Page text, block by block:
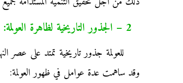
2 – الجذور التاريخية لظاهرة العولمة:
وقد ساهمت عدة عوامل في ظهور العولمة: